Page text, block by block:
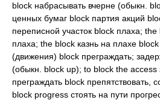
block набрасывать вчерне (обыкн.
ценных бумаг block партия акций
переписной участок block плаха;
плаха; the block казнь на плахе
(движения) block преграждать;
(обыкн. block up); to block the access
преграждать block препятствовать,
block progress стоять на пути